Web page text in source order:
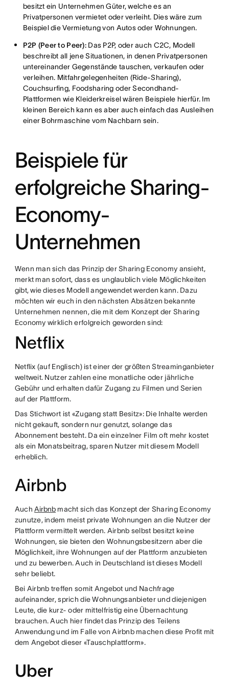
besitzt ein Unternehmen Güter, welche es an
Privatpersonen vermietet oder verleiht. Dies wäre zum
Beispiel die Vermietung von Autos oder Wohnungen.
P2P (Peer to Peer): Das P2P, oder auch C2C, Modell
beschreibt all jene Situationen, in denen Privatpersonen
untereinander Gegenstände tauschen, verkaufen oder
verleihen. Mitfahrgelegenheiten (Ride-Sharing),
Couchsurfing, Foodsharing oder Secondhand-
Plattformen wie Kleiderkreisel wären Beispiele hierfür. Im
kleinen Bereich kann es aber auch einfach das Ausleihen
einer Bohrmaschine vom Nachbarn sein.
Beispiele für
erfolgreiche Sharing-
Economy-
Unternehmen
Wenn man sich das Prinzip der Sharing Economy ansieht,
merkt man sofort, dass es unglaublich viele Möglichkeiten
gibt, wie dieses Modell angewendet werden kann. Dazu
möchten wir euch in den nächsten Absätzen bekannte
Unternehmen nennen, die mit dem Konzept der Sharing
Economy wirklich erfolgreich geworden sind:
Netflix
Netflix (auf Englisch) ist einer der größten Streaminganbieter
weltweit. Nutzer zahlen eine monatliche oder jährliche
Gebühr und erhalten dafür Zugang zu Filmen und Serien
auf der Plattform.
Das Stichwort ist «Zugang statt Besitz»: Die Inhalte werden
nicht gekauft, sondern nur genutzt, solange das
Abonnement besteht. Da ein einzelner Film oft mehr kostet
als ein Monatsbeitrag, sparen Nutzer mit diesem Modell
erheblich.
Airbnb
AuchAirbnb macht sich das Konzept der Sharing Economy
zunutze, indem meist private Wohnungen an die Nutzer der
Plattform vermittelt werden. Airbnb selbst besitzt keine
Wohnungen, sie bieten den Wohnungsbesitzern aber die
Möglichkeit, ihre Wohnungen auf der Plattform anzubieten
und zu bewerben. Auch in Deutschland ist dieses Modell
sehr beliebt.
Bei Airbnb treffen somit Angebot und Nachfrage
aufeinander, sprich die Wohnungsanbieter und diejenigen
Leute, die kurz- oder mittelfristig eine Übernachtung
brauchen. Auch hier findet das Prinzip des Teilens
Anwendung und im Falle von Airbnb machen diese Profit mit
dem Angebot dieser «Tauschplattform».
Uber